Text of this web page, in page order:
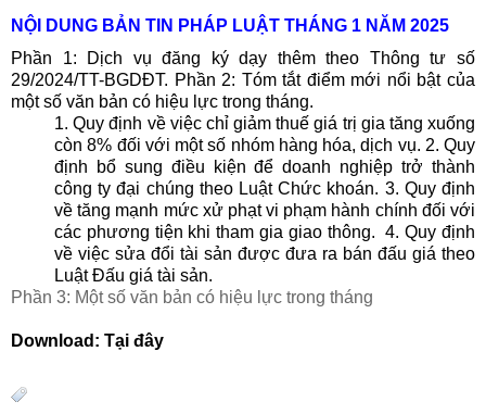
NỘI DUNG BẢN TIN PHÁP LUẬT THÁNG 1 NĂM 2025
Phần 1: Dịch vụ đăng ký dạy thêm theo Thông tư số
29/2024/TT-BGDĐT. Phần 2: Tóm tắt điểm mới nổi bật của
một số văn bản có hiệu lực trong tháng.
1. Quy định về việc chỉ giảm thuế giá trị gia tăng xuống
còn 8% đối với một số nhóm hàng hóa, dịch vụ. 2. Quy
định bổ sung điều kiện để doanh nghiệp trở thành
công ty đại chúng theo Luật Chức khoán. 3. Quy định
về tăng mạnh mức xử phạt vi phạm hành chính đối với
các phương tiện khi tham gia giao thông. 4. Quy định
về việc sửa đổi tài sản được đưa ra bán đấu giá theo
Luật Đấu giá tài sản.
Phần 3: Một số văn bản có hiệu lực trong tháng
Download: Tại đây